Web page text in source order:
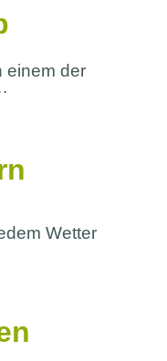
einem der
Wetter